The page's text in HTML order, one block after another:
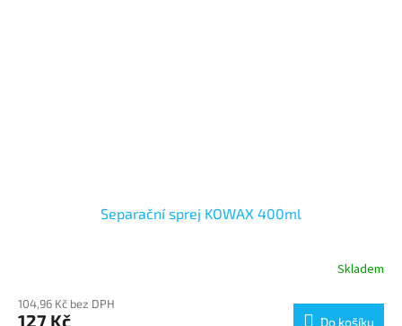
Separační sprej KOWAX 400ml
Skladem
104,96 Kč bez DPH
127 Kč Do košíku